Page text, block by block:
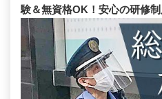
験＆無資格OK！安心の研修制